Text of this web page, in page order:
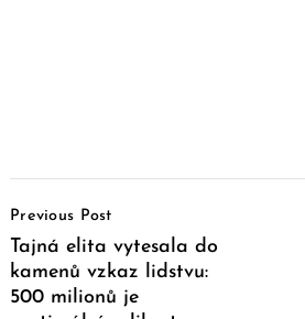
Navigation
Previous Post
Tajná elita vytesala do
kamenů vzkaz lidstvu:
500 milionů je